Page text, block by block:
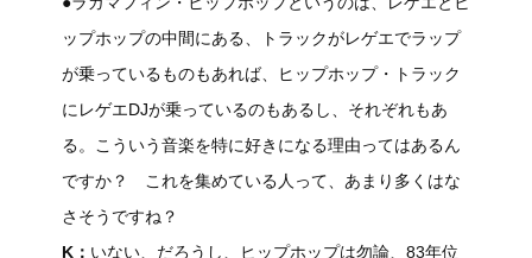
ップホップの中間にある、トラックがレゲエでラップ
が乗っているものもあれば、ヒップホップ・トラック
にレゲエDJが乗っているのもあるし、それぞれもあ
る。こういう音楽を特に好きになる理由ってはあるん
ですか？ これを集めている人って、あまり多くはな
さそうですね？
K： いない、だろうし、ヒップホップは勿論、83年位